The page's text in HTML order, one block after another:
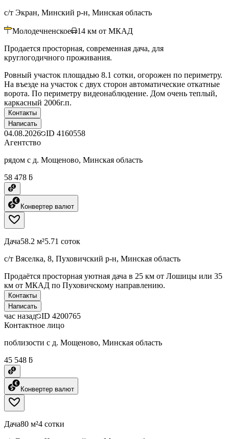
с/т Экран, Минский р-н, Минская область
Молодечненское 14 км от МКАД
Продается просторная, современная дача, для
круглогодичного проживания.
Ровный участок площадью 8.1 сотки, огорожен по периметру.
На въезде на участок с двух сторон автоматические откатные
ворота. По периметру видеонаблюдение. Дом очень теплый,
каркасный 2006г.п.
Контакты
Написать
04.08.2026 ID 4160558
Агентство
рядом с д. Мощеново, Минская область
58 478 ƃ
Конвертер валют
Дача58.2 м²5.71 соток
с/т Вяселка, 8, Пуховичский р-н, Минская область
Продаётся просторная уютная дача в 25 км от Лошицы или 35
км от МКАД по Пуховичскому направлению.
Контакты
Написать
час назад ID 4200765
Контактное лицо
поблизости с д. Мощеново, Минская область
45 548 ƃ
Конвертер валют
Дача80 м²4 сотки